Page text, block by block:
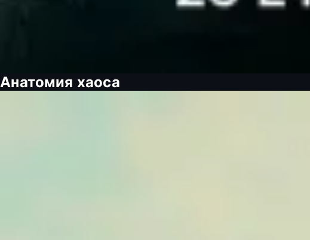
Анатомия хаоса